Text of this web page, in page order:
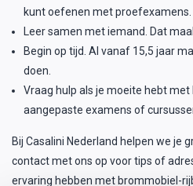
kunt oefenen met proefexamens.
Leer samen met iemand. Dat
Begin op tijd. Al vanaf 15,5 jaar
doen.
Vraag hulp als je moeite hebt met
aangepaste examens of
Bij Casalini Nederland helpen we je
contact met ons op voor tips of
ervaring hebben met brommobiel-